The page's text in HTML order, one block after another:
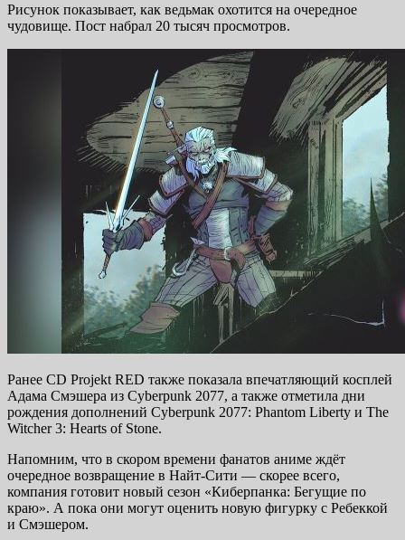
Рисунок показывает, как ведьмак охотится на очередное
чудовище. Пост набрал 20 тысяч просмотров.
Ранее CD Projekt RED также показала впечатляющий косплей
Адама Смэшера из Cyberpunk 2077, а также отметила дни
рождения дополнений Cyberpunk 2077: Phantom Liberty и The
Witcher 3: Hearts of Stone.
Напомним, что в скором времени фанатов аниме ждёт
очередное возвращение в Найт-Сити — скорее всего,
компания готовит новый сезон «Киберпанка: Бегущие по
краю». А пока они могут оценить новую фигурку с Ребеккой
и Смэшером.